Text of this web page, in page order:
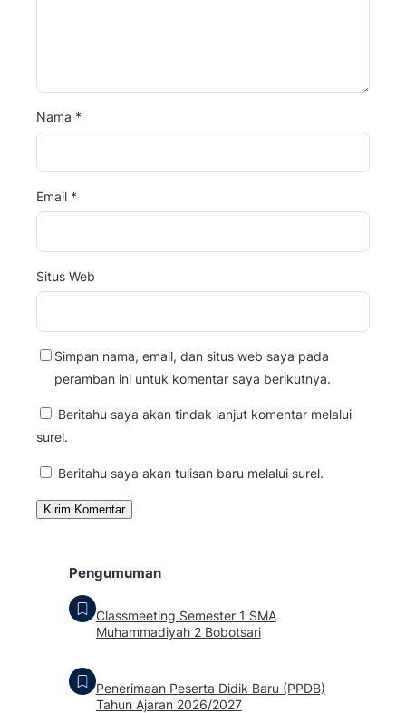
Nama *
Email *
Situs Web
Simpan nama, email, dan situs web saya pada
peramban ini untuk komentar saya berikutnya.
Beritahu saya akan tindak lanjut komentar melalui
surel.
Beritahu saya akan tulisan baru melalui surel.
Pengumuman
Classmeeting Semester 1 SMA
Muhammadiyah 2 Bobotsari
Penerimaan Peserta Didik Baru (PPDB)
Tahun Ajaran 2026/2027